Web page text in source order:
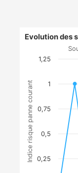
Indice risque panne courant
Evolution des
0,25
0,5
0,75
1
1,25